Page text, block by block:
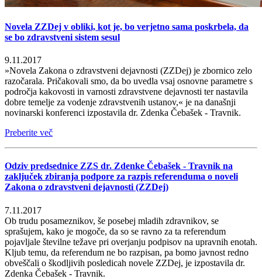
Novela ZZDej v obliki, kot je, bo verjetno sama poskrbela, da
se bo zdravstveni sistem sesul
9.11.2017
»Novela Zakona o zdravstveni dejavnosti (ZZDej) je zbornico zelo
razočarala. Pričakovali smo, da bo uvedla vsaj osnovne parametre s
področja kakovosti in varnosti zdravstvene dejavnosti ter nastavila
dobre temelje za vodenje zdravstvenih ustanov,« je na današnji
novinarski konferenci izpostavila dr. Zdenka Čebašek - Travnik.
Preberite več
Odziv predsednice ZZS dr. Zdenke Čebašek - Travnik na
zaključek zbiranja podpore za razpis referenduma o noveli
Zakona o zdravstveni dejavnosti (ZZDej)
7.11.2017
Ob trudu posameznikov, še posebej mladih zdravnikov, se
sprašujem, kako je mogoče, da so se ravno za ta referendum
pojavljale številne težave pri overjanju podpisov na upravnih enotah.
Kljub temu, da referendum ne bo razpisan, pa bomo javnost redno
obveščali o škodljivih posledicah novele ZZDej, je izpostavila dr.
Zdenka Čebašek - Travnik.